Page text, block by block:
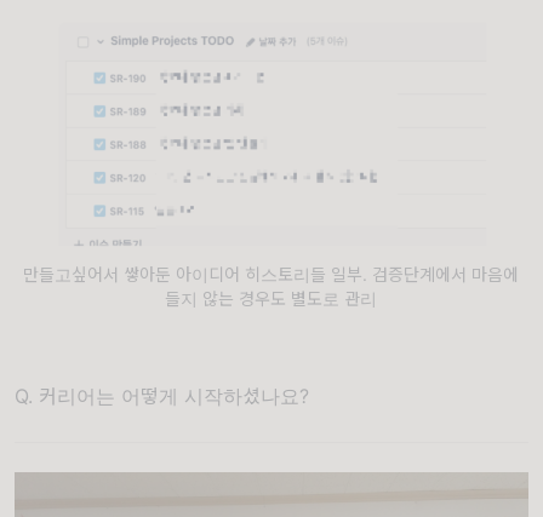
만들고싶어서 쌓아둔 아이디어 히스토리들 일부. 검증단계에서 마음에
들지 않는 경우도 별도로 관리
Q. 커리어는 어떻게 시작하셨나요?